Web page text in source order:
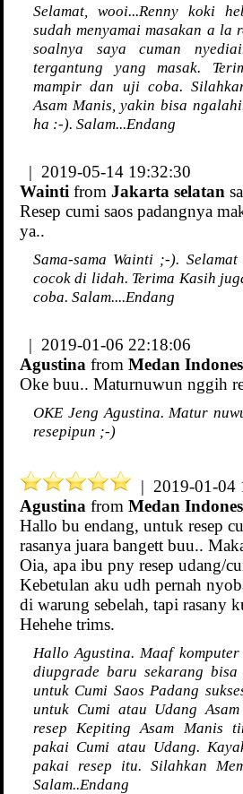
Selamat, wooi...Renny koki
sudah menyamai masakan a la
soalnya saya cuman
tergantung yang masak.
mampir dan uji coba.
Asam Manis, yakin bisa
ha :-). Salam...Endang
| 2019-05-14 19:32:30
Wainti from Jakarta selatan
Resep cumi saos padangnya
ya..
Sama-sama Wainti ;-).
cocok di lidah. Terima Kasih
coba. Salam....Endang
| 2019-01-06 22:18:06
Agustina from Medan
Oke buu.. Maturnuwun nggih
OKE Jeng Agustina. Matur
resepipun ;-)
| 2019-01-04
Agustina from Medan
Hallo bu endang, untuk resep
rasanya juara bangett buu..
Oia, apa ibu pny resep udang/
Kebetulan aku udh pernah
di warung sebelah, tapi rasany
Hehehe trims.
Hallo Agustina. Maaf
diupgrade baru sekarang bisa
untuk Cumi Saos Padang
untuk Cumi atau Udang
resep Kepiting Asam Manis
pakai Cumi atau Udang.
pakai resep itu. Silahkan
Salam..Endang